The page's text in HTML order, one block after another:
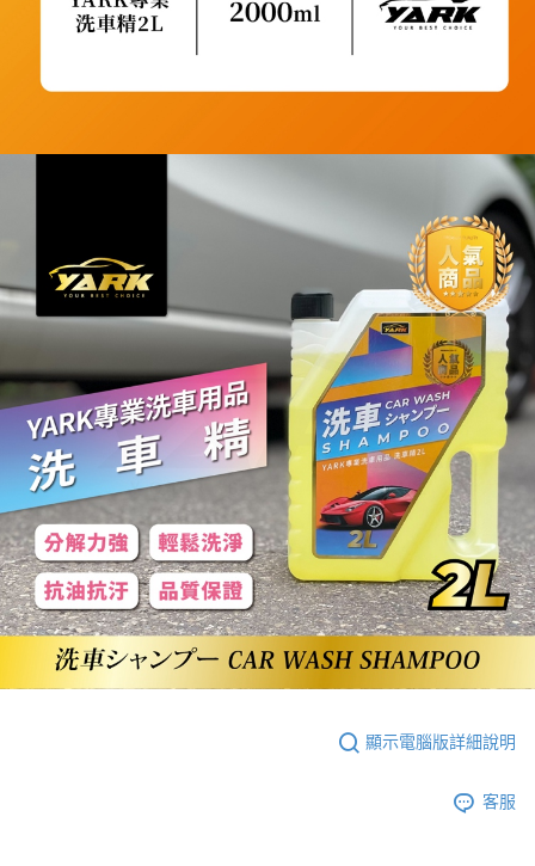
顯示電腦版詳細說明
客服